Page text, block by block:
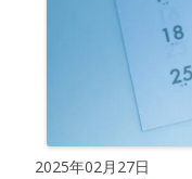
2025年02月27日